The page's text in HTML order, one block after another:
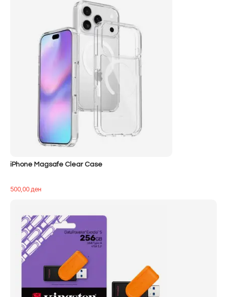
iPhone Magsafe Clear Case
500,00ден